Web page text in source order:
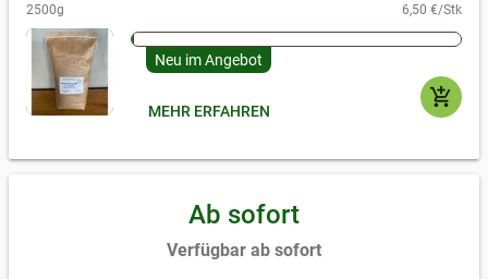
2500g 6,50 €/Stk
Neu im Angebot
add_shopping_cart
MEHR ERFAHREN
Ab sofort
Verfügbar ab sofort